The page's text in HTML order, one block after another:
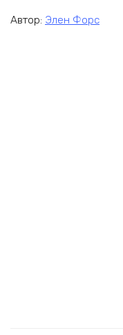
Автор: Элен Форс